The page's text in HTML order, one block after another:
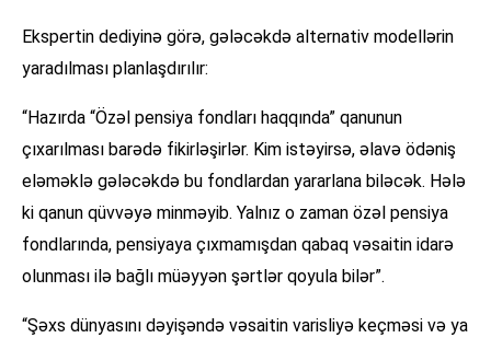
Ekspertin dediyinə görə, gələcəkdə alternativ modellərin
yaradılması planlaşdırılır:
“Hazırda “Özəl pensiya fondları haqqında” qanunun
çıxarılması barədə fikirləşirlər. Kim istəyirsə, əlavə ödəniş
eləməklə gələcəkdə bu fondlardan yararlana biləcək. Hələ
ki qanun qüvvəyə minməyib. Yalnız o zaman özəl pensiya
fondlarında, pensiyaya çıxmamışdan qabaq vəsaitin idarə
olunması ilə bağlı müəyyən şərtlər qoyula bilər”.
“Şəxs dünyasını dəyişəndə vəsaitin varisliyə keçməsi və ya